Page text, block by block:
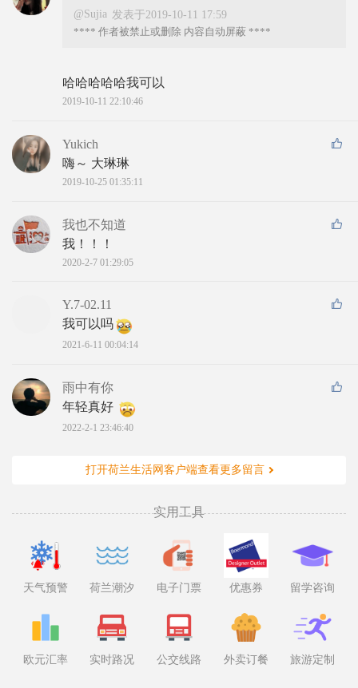
@Sujia 发表于2019-10-11 17:59
**** 作者被禁止或删除 内容自动屏蔽 ****
哈哈哈哈哈我可以
2019-10-11 22:10:46
Yukich
嗨～ 大琳琳
2019-10-25 01:35:11
我也不知道
我！！！
2020-2-7 01:29:05
Y.7-02.11
我可以吗
2021-6-11 00:04:14
雨中有你
年轻真好
2022-2-1 23:46:40
打开荷兰生活网客户端查看更多留言
实用工具
天气预警 荷兰潮汐 电子门票 优惠券 留学咨询
欧元汇率 实时路况 公交线路 外卖订餐 旅游定制